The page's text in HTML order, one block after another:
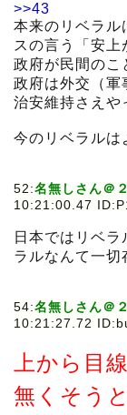
>>43
本来のリベラル
スの言う「安
政府が民間のこ
政府は外交（軍
治安維持さえや
今のリベラルは
52:名無しさん＠
10:21:00.47
日本ではリベ
ラルなんて一切
54:名無しさん＠
10:21:27.72
上から目
無くそう